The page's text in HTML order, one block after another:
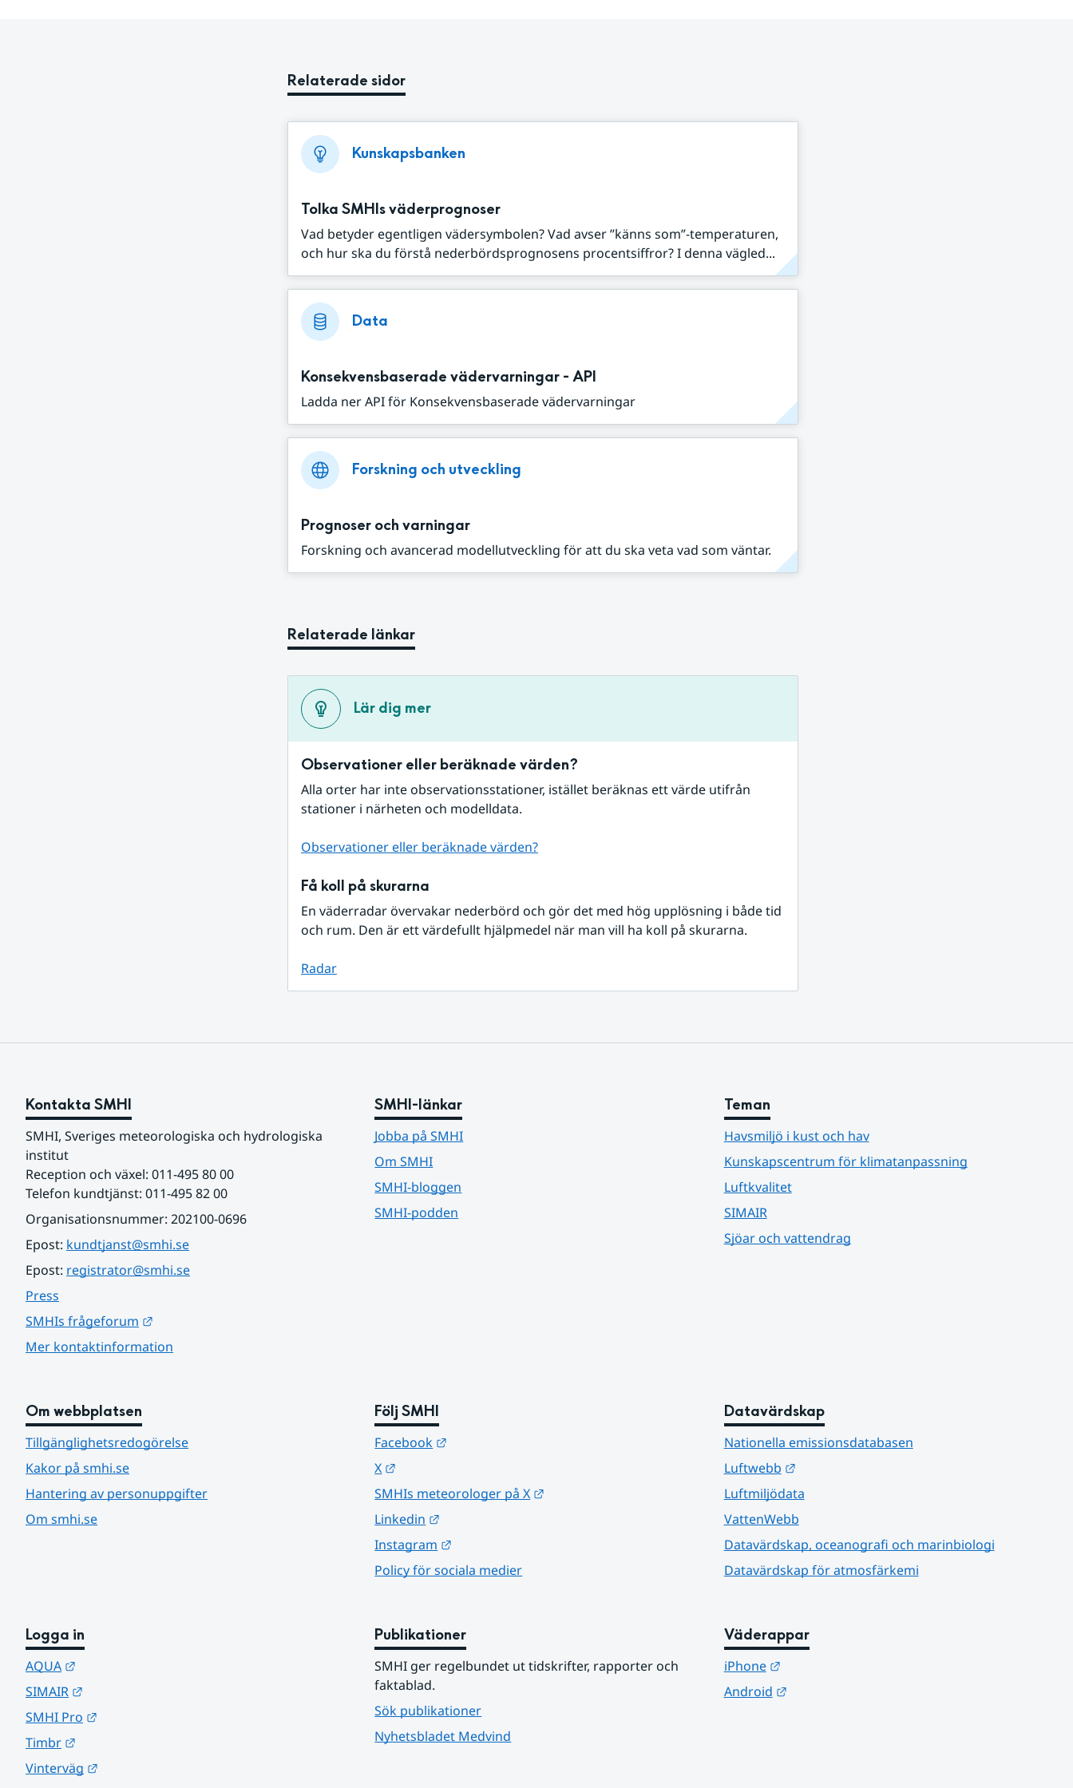
Relaterade sidor
Kunskapsbanken
Tolka SMHIs väderprognoser
Vad betyder egentligen vädersymbolen? Vad avser ”känns som”-temperaturen,
och hur ska du förstå nederbördsprognosens procentsiffror? I denna vägled...
Data
Konsekvensbaserade vädervarningar - API
Ladda ner API för Konsekvensbaserade vädervarningar
Forskning och utveckling
Prognoser och varningar
Forskning och avancerad modellutveckling för att du ska veta vad som väntar.
Relaterade länkar
Lär dig mer
Observationer eller beräknade värden?
Alla orter har inte observationsstationer, istället beräknas ett värde utifrån
stationer i närheten och modelldata.
Observationer eller beräknade värden?
Få koll på skurarna
En väderradar övervakar nederbörd och gör det med hög upplösning i både tid
och rum. Den är ett värdefullt hjälpmedel när man vill ha koll på skurarna.
Radar
Kontakta SMHI
SMHI, Sveriges meteorologiska och hydrologiska
institut
Reception och växel: 011-495 80 00
Telefon kundtjänst: 011-495 82 00
Organisationsnummer: 202100-0696
Epost: kundtjanst@smhi.se
Epost: registrator@smhi.se
Press
SMHIs frågeforum
Mer kontaktinformation
SMHI-länkar
Jobba på SMHI
Om SMHI
SMHI-bloggen
SMHI-podden
Teman
Havsmiljö i kust och hav
Kunskapscentrum för klimatanpassning
Luftkvalitet
SIMAIR
Sjöar och vattendrag
Om webbplatsen
Tillgänglighetsredogörelse
Kakor på smhi.se
Hantering av personuppgifter
Om smhi.se
Följ SMHI
Facebook
X
SMHIs meteorologer på X
Linkedin
Instagram
Policy för sociala medier
Datavärdskap
Nationella emissionsdatabasen
Luftwebb
Länk till annan webbplats.
Luftmiljödata
VattenWebb
Datavärdskap, oceanografi och marinbiologi
Datavärdskap för atmosfärkemi
Logga in
AQUA
SIMAIR
SMHI Pro
Timbr
Vinterväg
Publikationer
SMHI ger regelbundet ut tidskrifter, rapporter och
faktablad.
Sök publikationer
Nyhetsbladet Medvind
Väderappar
iPhone
Länk till annan webbplats.
Android
Länk till annan webbplats.